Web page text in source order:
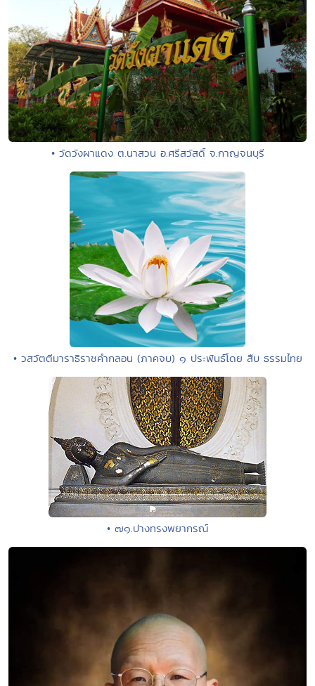
• วัดวังผาแดง ต.นาสวน อ.ศรีสวัสดิ์ จ.กาญจนบุรี
• วสวัตตีมาราธิราชคำกลอน (ภาคจบ) ๑ ประพันธ์โดย สืบ ธรรมไทย
• ๗๑.ปางทรงพยากรณ์